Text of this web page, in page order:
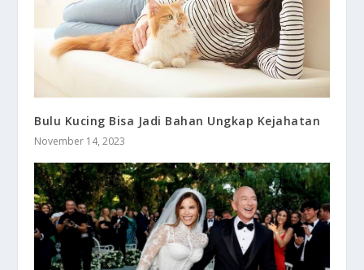
Bulu Kucing Bisa Jadi Bahan Ungkap Kejahatan
November 14, 2023